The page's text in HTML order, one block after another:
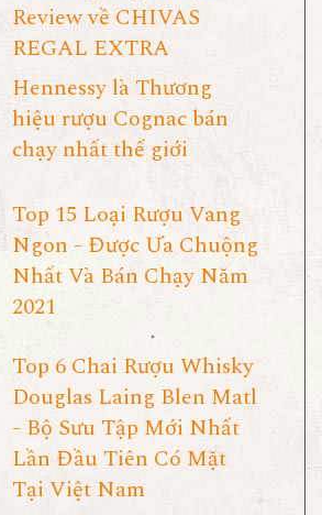
Review về CHIVAS
REGAL EXTRA
Hennessy là Thương
hiệu rượu Cognac bán
chạy nhất thế giới
Top 15 Loại Rượu Vang
Ngon - Được Ưa Chuộng
Nhất Và Bán Chạy Năm
2021
Top 6 Chai Rượu Whisky
Douglas Laing Blen Matl
- Bộ Sưu Tập Mới Nhất
Lần Đầu Tiên Có Mặt
Tại Việt Nam